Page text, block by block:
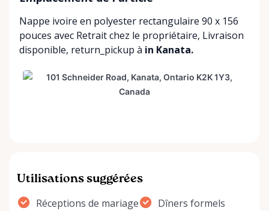
Nappe ivoire en polyester rectangulaire 90 x 156
pouces avec Retrait chez le propriétaire, Livraison
disponible, return_pickup à in Kanata.
Utilisations suggérées
Réceptions de mariage
Dîners formels